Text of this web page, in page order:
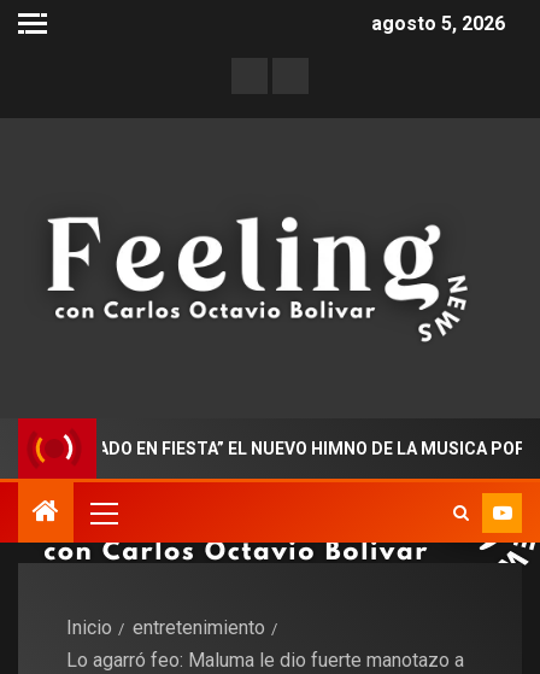
agosto 5, 2026
EN FIESTA” EL NUEVO HIMNO DE LA MUSICA POPULAR
Inicio
entretenimiento
Lo agarró feo: Maluma le dio fuerte manotazo a